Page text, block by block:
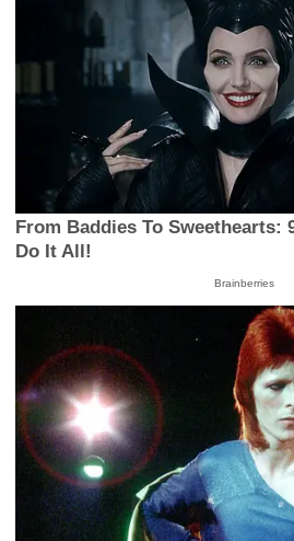
From Baddies To Sweethearts:
Do It All!
Brainberries